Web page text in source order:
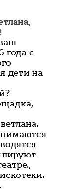
,
года с
дети на